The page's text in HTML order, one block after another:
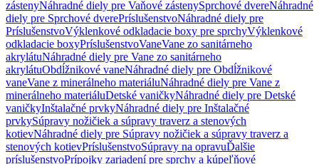
zástenyNáhradné diely pre Vaňové zástenySprchové dvereNáhradné
diely pre Sprchové dverePríslušenstvoNáhradné diely pre
PríslušenstvoVýklenkové odkladacie boxy pre sprchyVýklenkové
odkladacie boxyPríslušenstvoVaneVane zo sanitárneho
akrylátuNáhradné diely pre Vane zo sanitárneho
akrylátuObdĺžnikové vaneNáhradné diely pre Obdĺžnikové
vaneVane z minerálneho materiáluNáhradné diely pre Vane z
minerálneho materiáluDetské vaničkyNáhradné diely pre Detské
vaničkyInštalačné prvkyNáhradné diely pre Inštalačné
prvkySúpravy nožičiek a súpravy traverz a stenových
kotievNáhradné diely pre Súpravy nožičiek a súpravy traverz a
stenových kotievPríslušenstvoSúpravy na opravuĎalšie
príslušenstvoPrípojky zariadení pre sprchy a kúpeľňové